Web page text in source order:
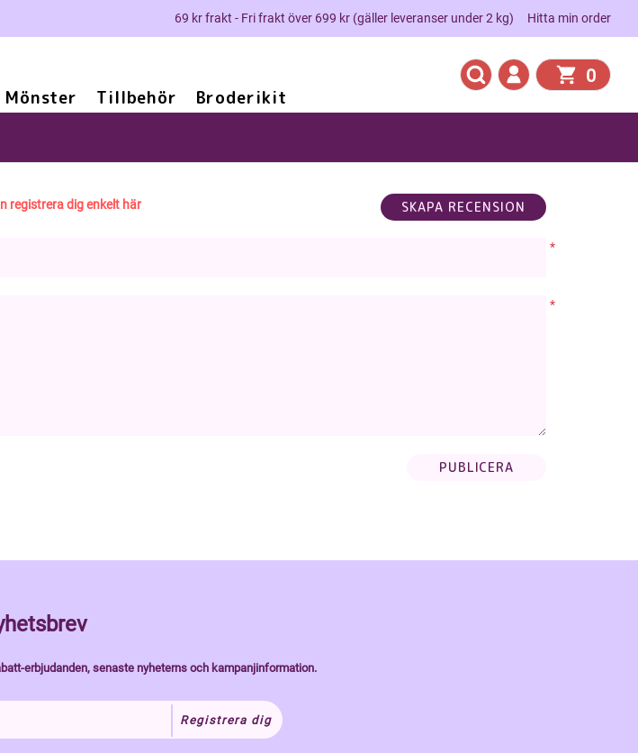
69 kr frakt - Fri frakt över 699 kr (gäller leveranser under 2 kg) Hitta min order
Mönster Tillbehör Broderikit
0
registrera dig enkelt här
*
*
erbjudanden, senaste nyheterns och kampanjinformation.
Registrera dig